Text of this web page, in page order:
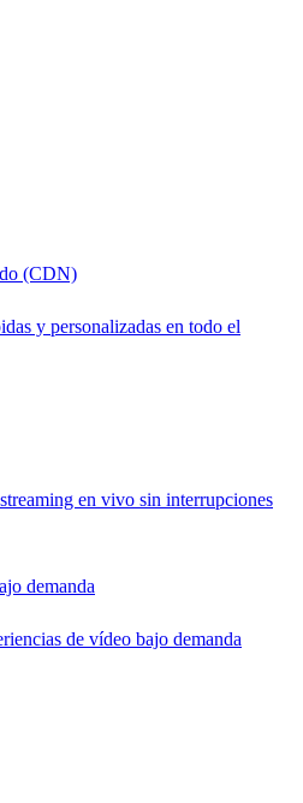
(CDN)
y personalizadas en todo el
en vivo sin interrupciones
demanda
de vídeo bajo demanda